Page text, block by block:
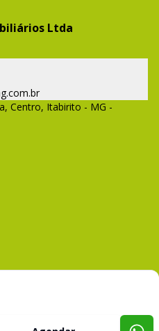
Ltda
Centro, Itabirito - MG -
Tecnologia Loft